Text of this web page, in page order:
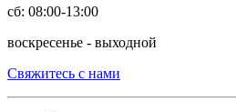
сб: 08:00-13:00
воскресенье - выходной
Свяжитесь с нами